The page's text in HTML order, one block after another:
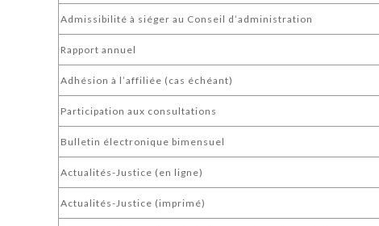
Admissibilité à siéger au Conseil d’administration
Rapport annuel
Adhésion à l’affiliée (cas échéant)
Participation aux consultations
Bulletin électronique bimensuel
Actualités-Justice (en ligne)
Actualités-Justice (imprimé)